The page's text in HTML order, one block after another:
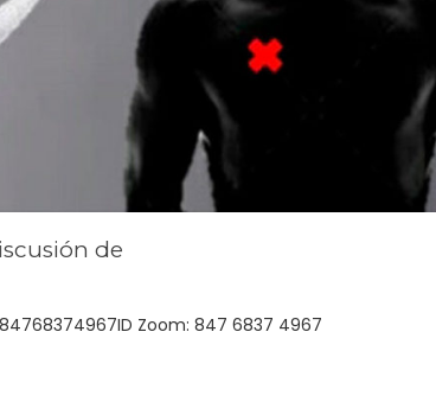
de
Zoom: 847 6837 4967